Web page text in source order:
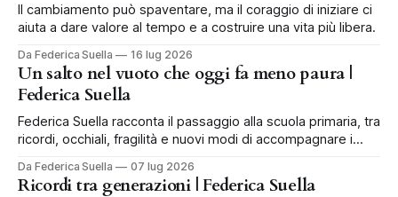
Il cambiamento può spaventare, ma il coraggio di iniziare ci
aiuta a dare valore al tempo e a costruire una vita più libera.
Da Federica Suella 16 lug 2026
Un salto nel vuoto che oggi fa meno paura |
Federica Suella
Federica Suella racconta il passaggio alla scuola primaria, tra
ricordi, occhiali, fragilità e nuovi modi di accompagnare i
Da Federica Suella 07 lug 2026
Ricordi tra generazioni | Federica Suella